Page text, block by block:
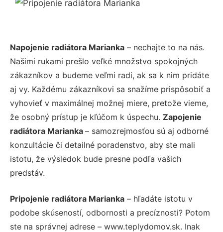
Napojenie radiátora Marianka – nechajte to na nás.
Našimi rukami prešlo veľké množstvo spokojných
zákazníkov a budeme veľmi radi, ak sa k nim pridáte
aj vy. Každému zákazníkovi sa snažíme prispôsobiť a
vyhovieť v maximálnej možnej miere, pretože vieme,
že osobný prístup je kľúčom k úspechu. Zapojenie
radiátora Marianka – samozrejmosťou sú aj odborné
konzultácie či detailné poradenstvo, aby ste mali
istotu, že výsledok bude presne podľa vašich
predstáv.
Pripojenie radiátora Marianka – hľadáte istotu v
podobe skúseností, odbornosti a precíznosti? Potom
ste na správnej adrese – www.teplydomov.sk. Inak